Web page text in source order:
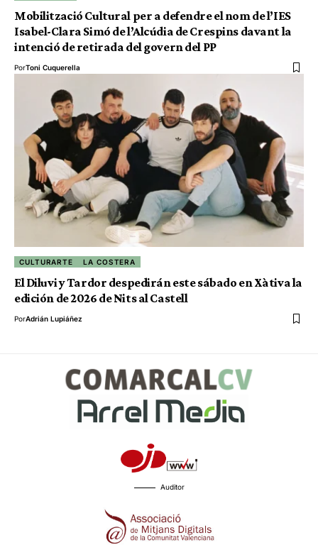
Mobilització Cultural per a defendre el nom de l’IES
Isabel-Clara Simó de l’Alcúdia de Crespins davant la
intenció de retirada del govern del PP
PorToni Cuquerella
CULTURARTE LA COSTERA
El Diluvi y Tardor despedirán este sábado en Xàtiva la
edición de 2026 de Nits al Castell
PorAdrián Lupiáñez
Auditor